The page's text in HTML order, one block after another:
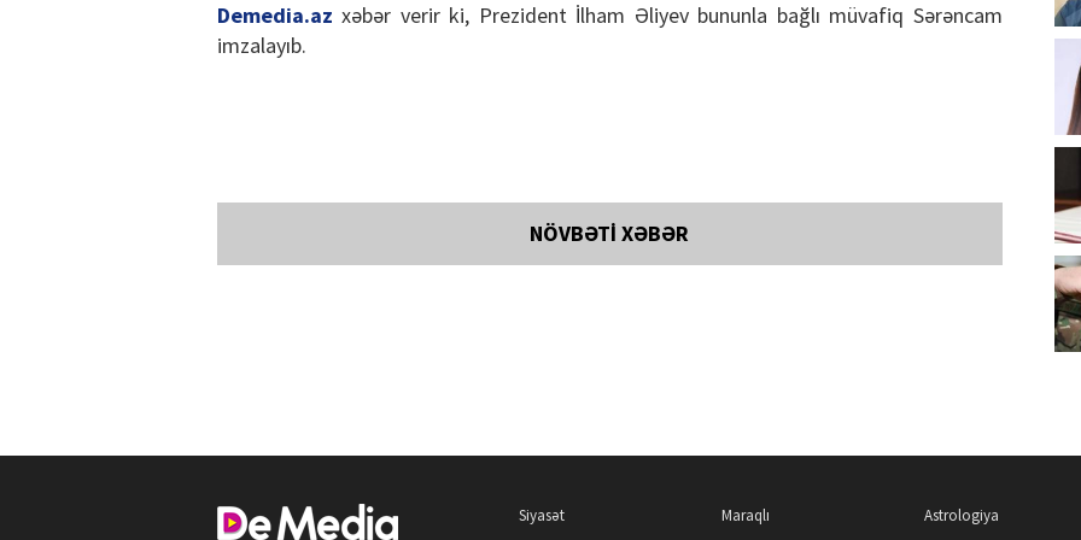
Demedia.az xəbər verir ki, Prezident İlham Əliyev bununla bağlı müvafiq Sərəncam
imzalayıb.
NÖVBƏTİ XƏBƏR
Siyasət
Maraqlı
Astrologiya